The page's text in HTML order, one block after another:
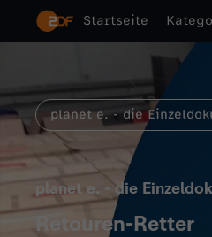
Startseite
planet e. - die
planet e. - die
Retouren-Retter